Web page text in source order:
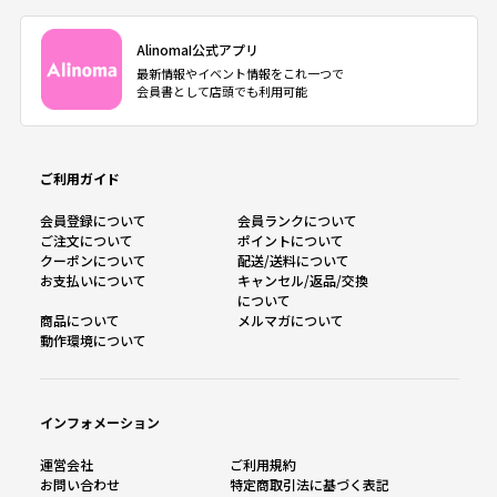
AlinomaI公式アプリ
最新情報やイベント情報をこれ一つで
会員書として店頭でも利用可能
ご利用ガイド
会員登録について
会員ランクについて
ご注文について
ポイントについて
クーポンについて
配送/送料について
お支払いについて
キャンセル/返品/交換
について
商品について
メルマガについて
動作環境について
インフォメーション
運営会社
ご利用規約
お問い合わせ
特定商取引法に基づく表記